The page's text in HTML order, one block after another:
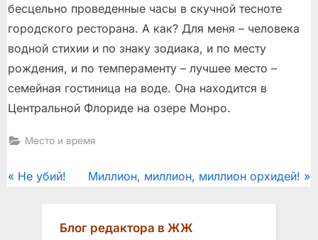
бесцельно проведенные часы в скучной тесноте
городского ресторана. А как? Для меня – человека
водной стихии и по знаку зодиака, и по месту
рождения, и по темпераменту – лучшее место –
семейная гостиница на воде. Она находится в
Центральной Флориде на озере Монро.
Место и время
Post
P
Не убий!
N
t
Миллион, миллион, миллион орхидей!
Блог редактора в ЖЖ